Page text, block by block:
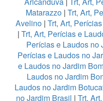
Matarazzo | Trt, Art,
Avelino| Trt, Art,
| Trt, Art, Perícias e
Perícias e Laudos no
Perícias e Laudos no
e Laudos no Jardim
Laudos no Jardim
Laudos no Jardim
no Jardim Brasil | Trt,